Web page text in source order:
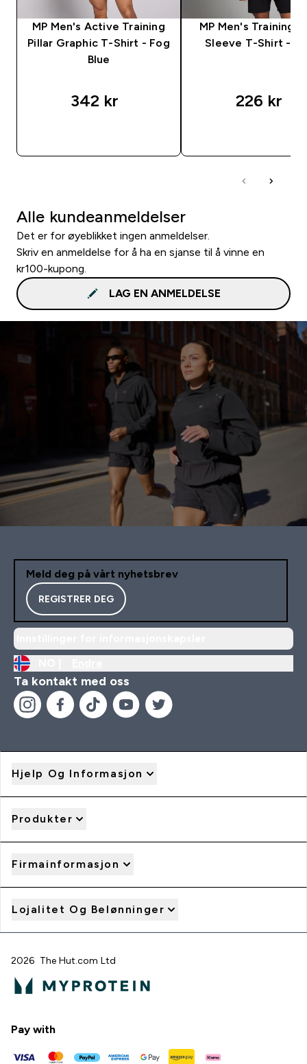
MP Men's Active Training
Pillar Graphic T-Shirt - Fog
Blue
342 kr‎
MP Men's Training
Sleeve T-Shirt -
226 kr‎
Alle kundeanmeldelser
Det er for øyeblikket ingen anmeldelser.
Skriv en anmeldelse for å ha en sjanse til å vinne en
kr100-kupong.
LAG EN ANMELDELSE
Meld deg på vårt nyhetsbrev
REGISTRER DEG
Ta kontakt med oss
Hjelp Og Informasjon
Produkter
Firmainformasjon
Lojalitet Og Belønninger
2026 The Hut.com Ltd
Pay with